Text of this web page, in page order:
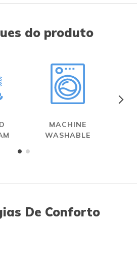
do produto
MACHINE
WASHABLE
De Conforto